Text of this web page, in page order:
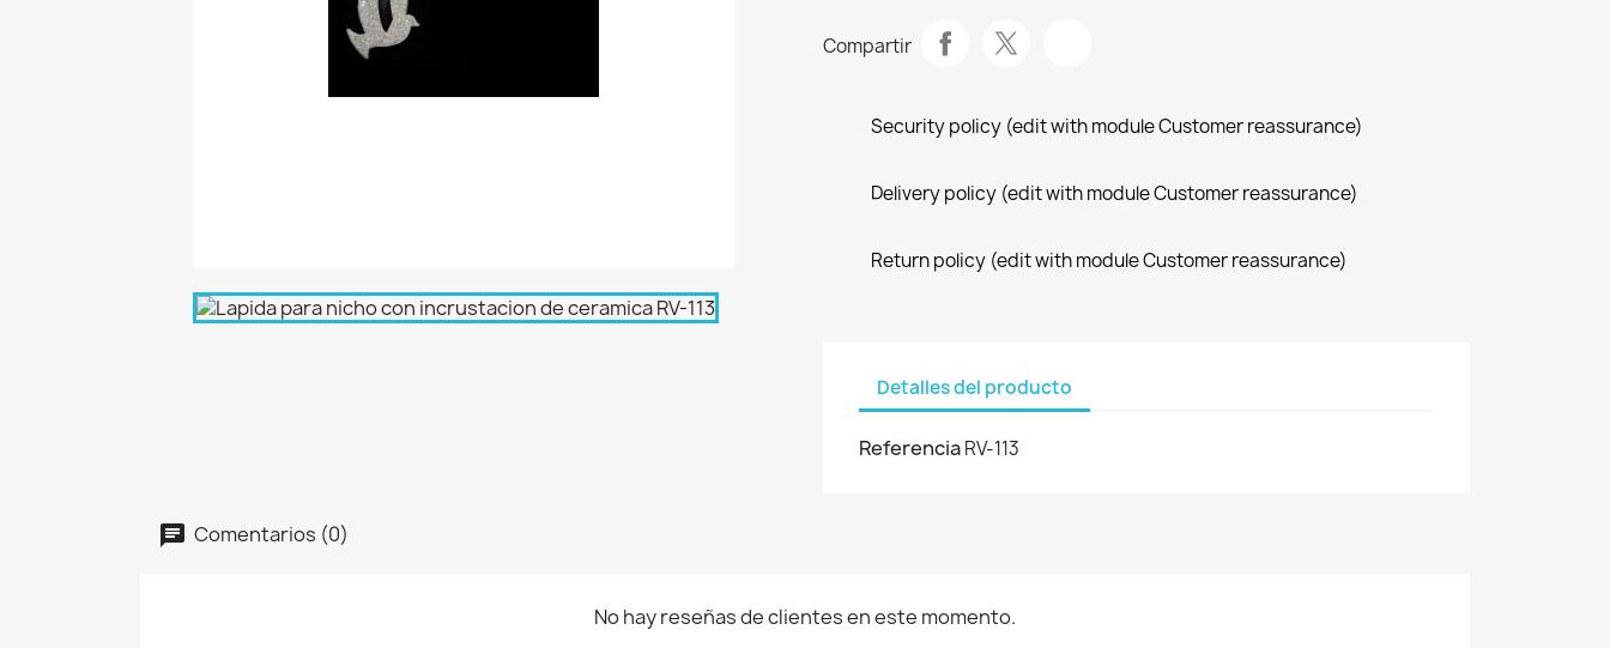
Compartir
Security policy (edit with module Customer reassurance)
Delivery policy (edit with module Customer reassurance)
Return policy (edit with module Customer reassurance)
Detalles del producto
ReferenciaRV-113
Comentarios (0)
No hay reseñas de clientes en este momento.